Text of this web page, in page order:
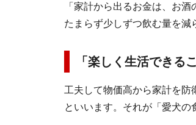
「家計から出るお金は、お
たまらず少しずつ飲む量を減
「楽しく生活できる
工夫して物価高から家計を防
といいます。それが「愛犬の